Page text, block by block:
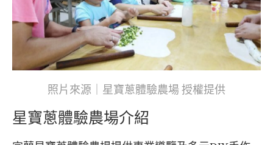
照片來源｜星寶蔥體驗農場 授權提供
星寶蔥體驗農場介紹